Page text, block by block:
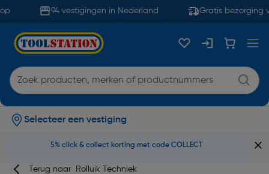
94 vestigingen in Nederland Gratis bezorging
Selecteer een vestiging
5% click & collect korting met code COLLECT
Terug naar Rolluik Techniek